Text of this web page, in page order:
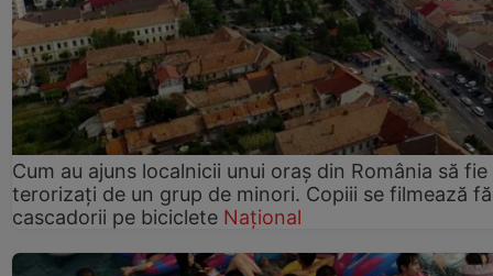
Cum au ajuns localnicii unui oraș din România să fie
terorizați de un grup de minori. Copiii se filmează
cascadorii pe biciclete Național